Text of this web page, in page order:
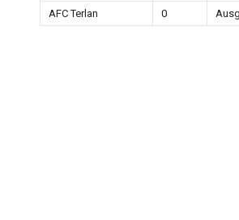
AFC Terlan
0